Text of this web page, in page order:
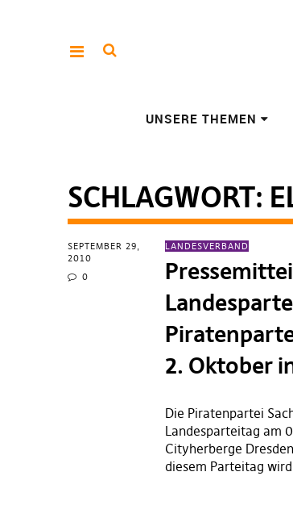
UNSERE THEMEN
SCHLAGWORT:
SEPTEMBER 29,
2010
0
LANDESVERBAND
2. Oktober
Die Piratenpartei
Landesparteitag am
Cityherberge
diesem Parteitag